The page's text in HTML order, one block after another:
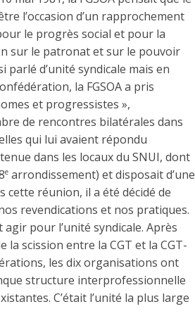
l’occasion d’un rapprochement
le progrès social et pour la
sur le patronat et sur le pouvoir
d’unité syndicale mais en
la FGSOA a pris
et progressistes »,
de rencontres bilatérales dans
qui lui avaient répondu
dans les locaux du SNUI, dont
e arrondissement) et disposait d’une
cette réunion, il a été décidé de
revendications et nos pratiques.
pour l’unité syndicale. Après
scission entre la CGT et la CGT-
les dix organisations ont
structure interprofessionnelle
C’était l’unité la plus large